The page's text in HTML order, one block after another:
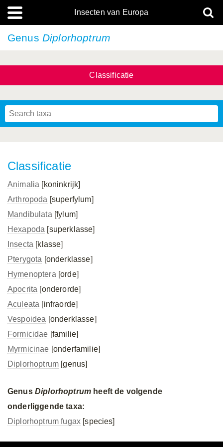
Insecten van Europa
Genus Diplorhoptrum
Classificatie
Classificatie
Animalia [koninkrijk]
Arthropoda [superfylum]
Mandibulata [fylum]
Hexapoda [superklasse]
Insecta [klasse]
Pterygota [onderklasse]
Hymenoptera [orde]
Apocrita [onderorde]
Aculeata [infraorde]
Vespoidea [onderklasse]
Formicidae [familie]
Myrmicinae [onderfamilie]
Diplorhoptrum [genus]
Genus Diplorhoptrum heeft de volgende
onderliggende taxa:
Diplorhoptrum fugax [species]